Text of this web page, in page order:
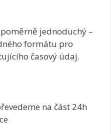
jednoduchý –
formátu pro
časový údaj.
na část 24h